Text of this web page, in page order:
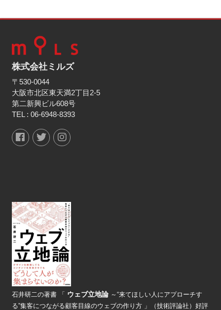
株式会社ミルズ
〒530-0044
大阪市北区東天満2丁目2-5
第二新興ビル608号
TEL : 06-6948-8393
石井研二の著書 「 ウェブ立地論 ～“来てほしい人にアプローチす
る”集客につながる顧客目線のウェブの作り方 」（技術評論社）好評